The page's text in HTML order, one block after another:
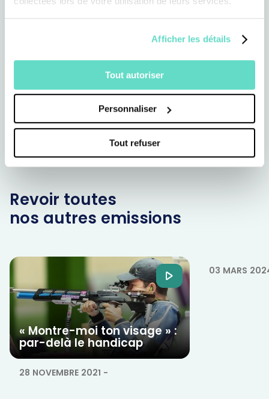
Afficher les détails
Tout autoriser
Personnaliser
Tout refuser
Revoir toutes
nos autres emissions
« Montre-moi ton visage » :
par-delà le handicap
28 NOVEMBRE 2021 -
03 MARS